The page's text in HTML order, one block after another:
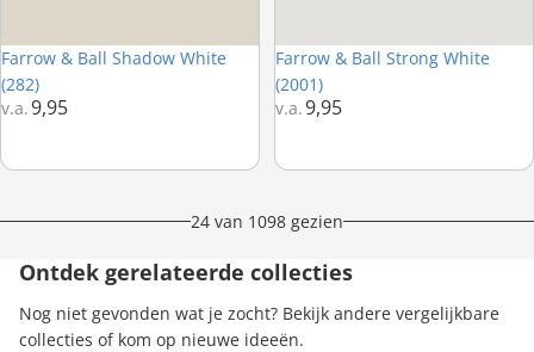
Farrow & Ball Shadow White
(282)
v.a.9,95
Farrow & Ball Strong White
(2001)
v.a.9,95
24 van 1098 gezien
Ontdek gerelateerde collecties
Nog niet gevonden wat je zocht? Bekijk andere vergelijkbare
collecties of kom op nieuwe ideeën.